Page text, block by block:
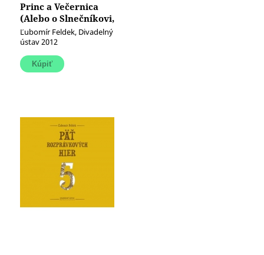
Princ a Večernica
(Alebo o Slnečníkovi,
Mesačníkovi a
Veterníkovi)
Ľubomír Feldek, Divadelný
ústav 2012